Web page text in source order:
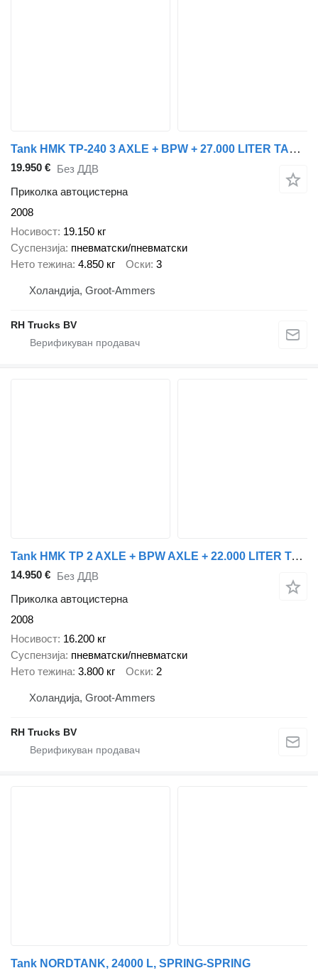
Tank HMK TP-240 3 AXLE + BPW + 27.000 LITER TANK + 5 COMPARTIMENTS
19.950 € Без ДДВ
Приколка автоцистерна
2008
Носивост 19.150 кг
Суспензија пневматски/пневматски
Нето тежина 4.850 кг Оски 3
Холандија, Groot-Ammers
RH Trucks BV
Tank HMK TP 2 AXLE + BPW AXLE + 22.000 LITER TANK + 4 COMPARTIMENTS
14.950 € Без ДДВ
Приколка автоцистерна
2008
Носивост 16.200 кг
Суспензија пневматски/пневматски
Нето тежина 3.800 кг Оски 2
Холандија, Groot-Ammers
RH Trucks BV
Tank NORDTANK, 24000 L, SPRING-SPRING